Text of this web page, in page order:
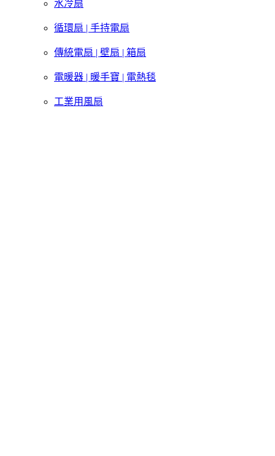
水冷扇
循環扇 | 手持電扇
傳統電扇 | 壁扇 | 箱扇
電暖器 | 暖手寶 | 電熱毯
工業用風扇